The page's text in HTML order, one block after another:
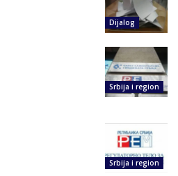
Dijalog
Srbija i region
Srbija i region